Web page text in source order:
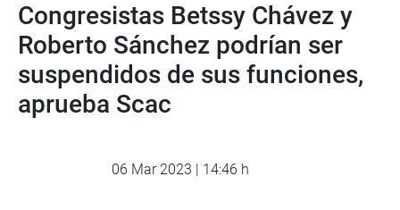
Congresistas Betssy Chávez y
Roberto Sánchez podrían ser
suspendidos de sus funciones,
aprueba Scac
06 Mar 2023 | 14:46 h